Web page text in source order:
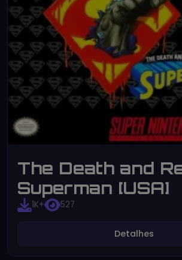
The Death and
Superman [USA]
1K+ 527
Detalhes